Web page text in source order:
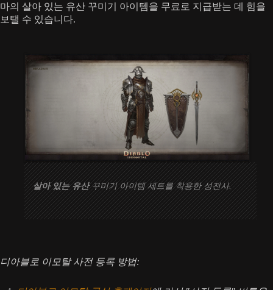
마의 살아 있는 유산 꾸미기 아이템을 무료로 지급받는 데 힘을
보탤 수 있습니다.
살아 있는 유산꾸미기 아이템 세트를 착용한 성전사.
디아블로 이모탈 사전 등록 방법: